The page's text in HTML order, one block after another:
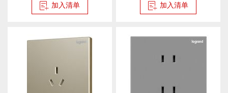
加入清单 加入清单